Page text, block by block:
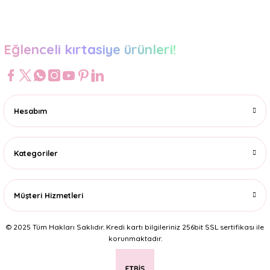
Eğlenceli kırtasiye ürünleri!
Hesabım
Kategoriler
Müşteri Hizmetleri
© 2025 Tüm Hakları Saklıdır. Kredi kartı bilgileriniz 256bit SSL sertifikası ile
korunmaktadır.